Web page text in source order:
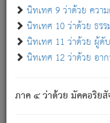
นิทเทศ 9 ว่าด้วย ควา
นิทเทศ 10 ว่าด้วย ธร
นิทเทศ 11 ว่าด้วย ผู้ดั
นิทเทศ 12 ว่าด้วย อา
ภาค ๔ ว่าด้วย มัคคอริยสั
- อุ.ขุ. ๒๕/๑๒๑/๘๔.
(ข้อความนี้ เป็นพระพุ
เป็นที่ตรัสรู้ เมื่อตรัสรู้แล้ว